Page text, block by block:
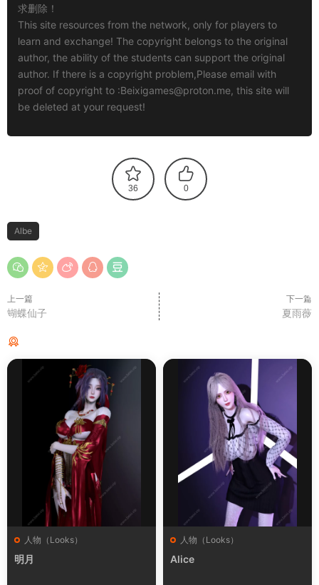
求删除！
This site resources from the network, only for players to
learn and exchange! The copyright belongs to the original
author, the ability of the students can support the original
author. If there is a copyright problem,Please email with
proof of copyright to :Beixigames@proton.me, this site will
be deleted at your request!
36 0
Albe
上一篇
蝴蝶仙子
下一篇
夏雨薇
人物（Looks）
明月
人物（Looks）
Alice